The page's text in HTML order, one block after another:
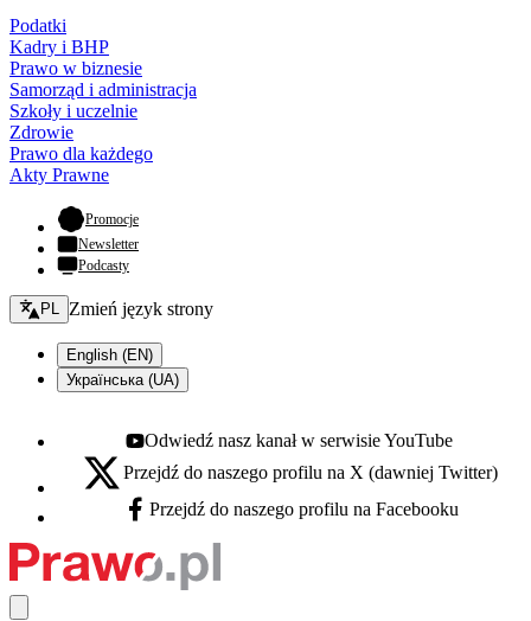
Podatki
Kadry i BHP
Prawo w biznesie
Samorząd i administracja
Szkoły i uczelnie
Zdrowie
Prawo dla każdego
Akty Prawne
Promocje- otwiera się w nowej karcie
Newsletter
Podcasty
Zmień język - bieżący:
PL Zmień język strony
English (EN)
Українська (UA)
Youtube - otwiera się w nowej karcie
Odwiedź nasz kanał w serwisie YouTube
X - otwiera się w nowej karcie
Przejdź do naszego profilu na X (dawniej Twitter)
Facebook - otwiera się w nowej karcie
Przejdź do naszego profilu na Facebooku